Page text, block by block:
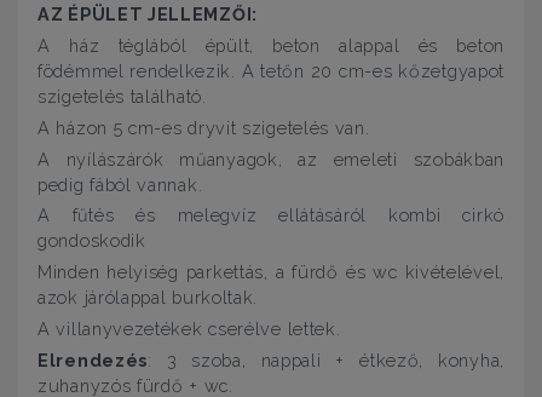
AZ ÉPÜLET JELLEMZŐI:
A ház téglából épült, beton alappal és beton
födémmel rendelkezik. A tetőn 20 cm-es kőzetgyapot
szigetelés található.
A házon 5 cm-es dryvit szigetelés van.
A nyílászárók műanyagok, az emeleti szobákban
pedig fából vannak.
A fűtés és melegvíz ellátásáról kombi cirkó
gondoskodik
Minden helyiség parkettás, a fürdő és wc kivételével,
azok járólappal burkoltak.
A villanyvezetékek cserélve lettek.
Elrendezés: 3 szoba, nappali + étkező, konyha,
zuhanyzós fürdő + wc.